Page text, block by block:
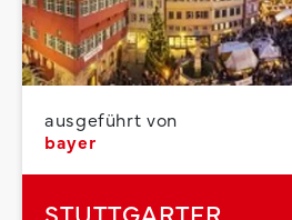
ausgeführt von
bayer
STUTTGARTER